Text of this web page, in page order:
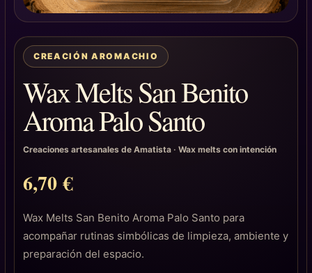
CREACIÓN AROMACHIO
Wax Melts San Benito
Aroma Palo Santo
Creaciones artesanales de Amatista · Wax melts con intención
6,70€
Wax Melts San Benito Aroma Palo Santo para
acompañar rutinas simbólicas de limpieza, ambiente y
preparación del espacio.